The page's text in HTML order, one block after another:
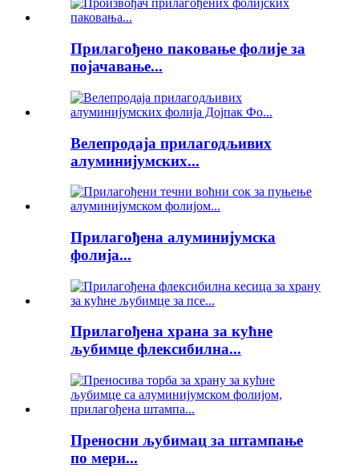
Прилагођено паковање фолије за
појачавање...
Велепродаја прилагодљивих
алуминијумских...
Прилагођена алуминијумска
фолија...
Прилагођена храна за кућне
љубимце флексибилна...
Преносни љубимац за штампање
по мери...